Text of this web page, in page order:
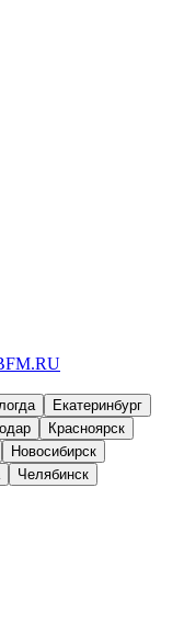
Екатеринбург
Красноярск
Новосибирск
Челябинск